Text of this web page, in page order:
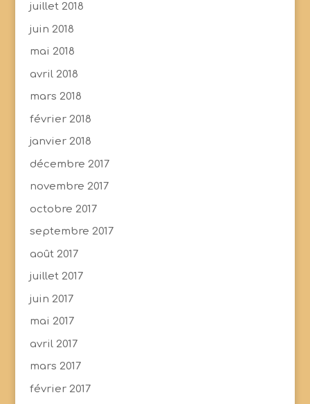
juillet 2018
juin 2018
mai 2018
avril 2018
mars 2018
février 2018
janvier 2018
décembre 2017
novembre 2017
octobre 2017
septembre 2017
août 2017
juillet 2017
juin 2017
mai 2017
avril 2017
mars 2017
février 2017